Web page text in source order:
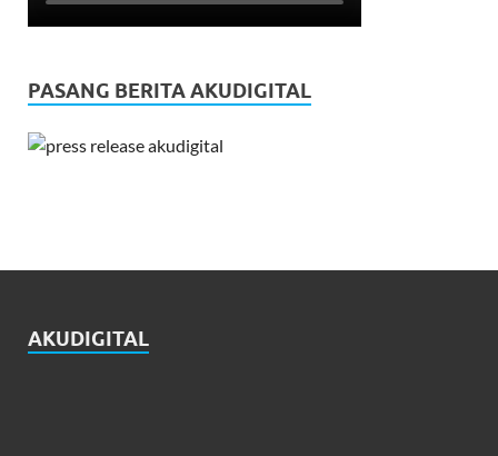
PASANG BERITA AKUDIGITAL
AKUDIGITAL